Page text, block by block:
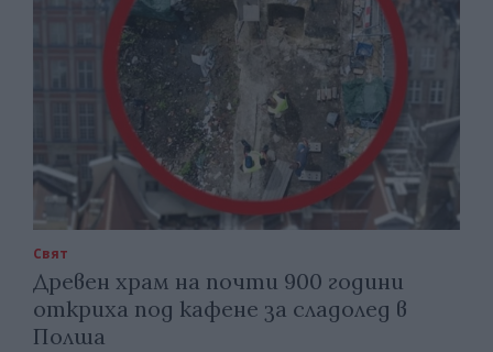
Свят
Древен храм на почти 900 години
откриха под кафене за сладолед в
Полша